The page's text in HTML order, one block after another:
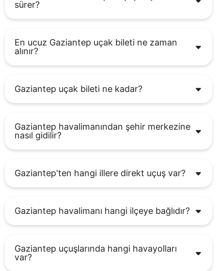
sürer?
En ucuz Gaziantep uçak bileti ne zaman
alınır?
Gaziantep uçak bileti ne kadar?
Gaziantep havalimanından şehir merkezine
nasıl gidilir?
Gaziantep'ten hangi illere direkt uçuş var?
Gaziantep havalimanı hangi ilçeye bağlıdır?
Gaziantep uçuşlarında hangi havayolları
var?